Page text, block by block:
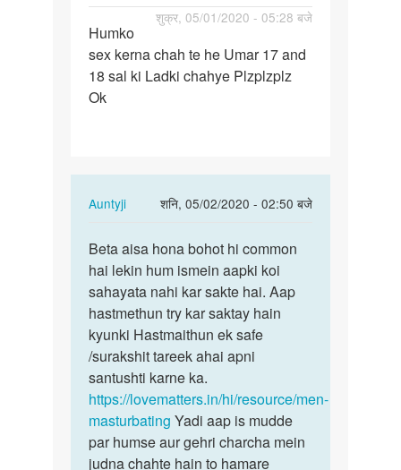
शुक्र, 05/01/2020 - 05:28 बजे
Humko
sex
kerna
chah
Humko
sex kerna chah te he Umar 17 and
18 sal ki Ladki chahye Plzplzplz
Ok
Auntyji
शनि, 05/02/2020 - 02:50 बजे
In
to
Humko
sex
kerna
chah
te
he…
by
Vishal
Sankhat
Beta
aisa
hona
bohot
hi…
Beta aisa hona bohot hi common
hai lekin hum ismein aapki koi
sahayata nahi kar sakte hai. Aap
hastmethun try kar saktay hain
kyunki Hastmaithun ek safe
/surakshit tareek ahai apni
santushti karne ka.
https://lovematters.in/hi/resource/men-
masturbating Yadi aap is mudde
par humse aur gehri charcha mein
judna chahte hain to hamare